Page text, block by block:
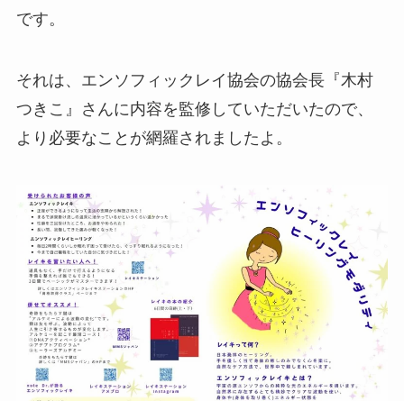
です。
それは、エンソフィックレイ協会の協会長『木村
つきこ』さんに内容を監修していただいたので、
より必要なことが網羅されましたよ。